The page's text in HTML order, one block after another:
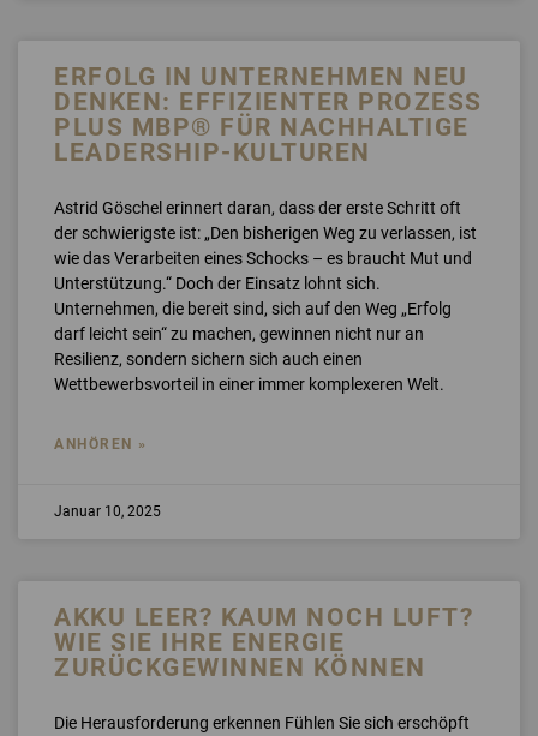
ERFOLG IN UNTERNEHMEN NEU
DENKEN: EFFIZIENTER PROZESS
PLUS MBP® FÜR NACHHALTIGE
LEADERSHIP-KULTUREN
Astrid Göschel erinnert daran, dass der erste Schritt oft
der schwierigste ist: „Den bisherigen Weg zu verlassen, ist
wie das Verarbeiten eines Schocks – es braucht Mut und
Unterstützung.“ Doch der Einsatz lohnt sich.
Unternehmen, die bereit sind, sich auf den Weg „Erfolg
darf leicht sein“ zu machen, gewinnen nicht nur an
Resilienz, sondern sichern sich auch einen
Wettbewerbsvorteil in einer immer komplexeren Welt.
ANHÖREN »
Januar 10, 2025
AKKU LEER? KAUM NOCH LUFT?
WIE SIE IHRE ENERGIE
ZURÜCKGEWINNEN KÖNNEN
Die Herausforderung erkennen Fühlen Sie sich erschöpft